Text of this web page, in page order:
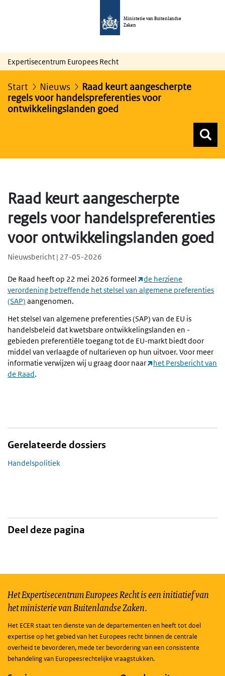
Ministerie van Buitenlandse
Zaken
Expertisecentrum Europees Recht
Start Nieuws
Raad keurt aangescherpte
regels voor handelspreferenties voor
ontwikkelingslanden goed
Raad keurt aangescherpte
regels voor handelspreferenties
voor ontwikkelingslanden goed
Nieuwsbericht | 27-05-2026
De Raad heeft op 22 mei 2026 formeel
de herziene
verordening betreffende het stelsel van algemene preferenties
(SAP) aangenomen.
Het stelsel van algemene preferenties (SAP) van de EU is
handelsbeleid dat kwetsbare ontwikkelingslanden en -
gebieden preferentiële toegang tot de EU-markt biedt door
middel van verlaagde of nultarieven op hun uitvoer. Voor meer
informatie verwijzen wij u graag door naar
het Persbericht van
de Raad.
Gerelateerde dossiers
Handelspolitiek
Deel deze pagina
Het Expertisecentrum Europees Recht is een initiatief van
het ministerie van Buitenlandse Zaken.
Het ECER staat ten dienste van de departementen en heeft tot doel
expertise op het gebied van het Europees recht binnen de centrale
overheid te bevorderen, mede ter bevordering van een consistente
behandeling van Europeesrechtelijke vraagstukken.